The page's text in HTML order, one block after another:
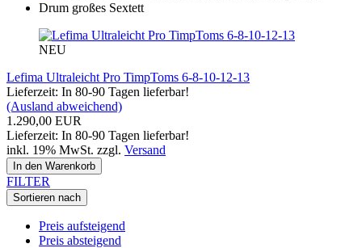
NEU
Lefima Ultraleicht Pro TimpToms 6-8-10-12-13
Lieferzeit: In 80-90 Tagen lieferbar!
(Ausland abweichend)
1.290,00 EUR
Lieferzeit: In 80-90 Tagen lieferbar!
inkl. 19% MwSt. zzgl. Versand
In den Warenkorb
FILTER
Sortieren nach
Preis aufsteigend
Preis absteigend